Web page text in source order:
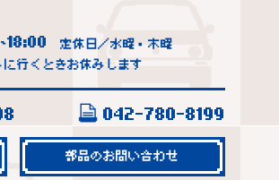
~18:00
定休日／水曜・木曜
行くときお休みします
042-780-8199
部品のお問い合わせ